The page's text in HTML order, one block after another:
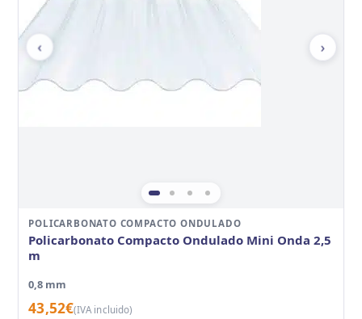
‹ ›
POLICARBONATO COMPACTO ONDULADO
Policarbonato Compacto Ondulado Mini Onda 2,5
m
0,8 mm
43,52€(IVA incluido)